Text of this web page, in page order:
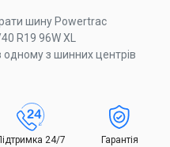
шину Powertrac
R19 96W XL
з шинних центрів
24/7 Гарантія